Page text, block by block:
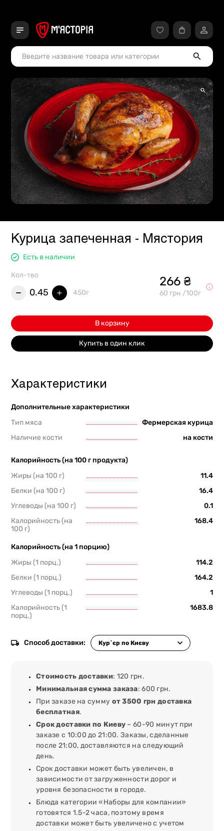
Курица запеченная - Мястория
Есть в наличии
Кол-тво
0.45 450г
266 ₴
60 грн /100г
В корзину
Купить в один клик
Характеристики
Дополнительные характеристики
Тип мяса
Фермерская курица
Наличие кости
на кости
Калорийность (на 100 г продукта)
Жиры (на 100 г)
11.4
Белки (на 100 г)
16.4
Углеводы (на 100 г)
0.1
Калорийность (на
100 г)
168.4
Калорийность (на 1 порцию)
Жиры (1 порц.)
114.2
Белки (1 порц.)
164.2
Углеводы (1 порц.)
1
Калорийность (1
порц.)
1683.8
Способ доставки:
Стоимость доставки: 120 грн.
Минимальная сумма заказа: 600 грн.
При заказе на сумму от 3500 грн доставка
бесплатная.
Срок доставки по Киеву – 60-90 минут при
заказе с 10:00 до 21:00. Заказы, сделанные
после 21:00, доставляются на следующий
день.
Срок доставки может быть увеличен, в
зависимости от загруженности дорог и
уровня безопасности в городе.
Блюда категории «Наборы для компании»
готовятся 1.5-2 часа, поэтому время
доставки может быть увеличено с учетом